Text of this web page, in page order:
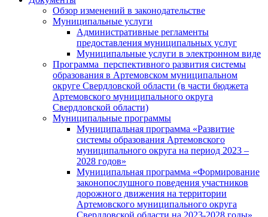
Обзор изменений в законодательстве
Муниципальные услуги
Административные регламенты
предоставления муниципальных услуг
Муниципальные услуги в электронном виде
Программа перспективного развития системы
образования в Артемовском муниципальном
округе Свердловской области (в части бюджета
Артемовского муниципального округа
Свердловской области)
Муниципальные программы
Муниципальная программа «Развитие
системы образования Артемовского
муниципального округа на период 2023 –
2028 годов»
Муниципальная программа «Формирование
законопослушного поведения участников
дорожного движения на территории
Артемовского муниципального округа